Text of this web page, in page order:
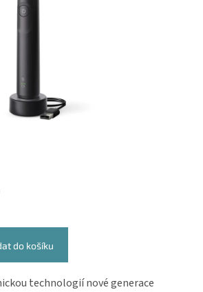
do košíku
technologií nové generace